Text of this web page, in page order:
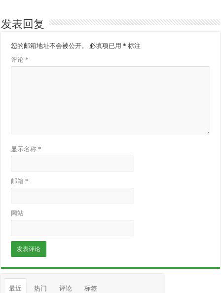
发表回复
您的邮箱地址不会被公开。 必填项已用* 标注
评论*
显示名称*
邮箱*
网站
最近 热门 评论 标签